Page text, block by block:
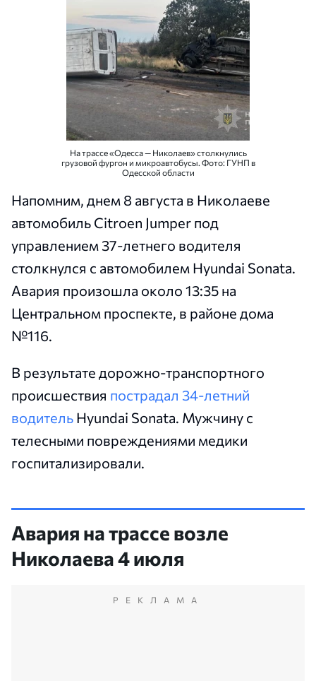
На трассе «Одесса — Николаев» столкнулись
грузовой фургон и микроавтобусы. Фото: ГУНП в
Одесской области
Напомним, днем 8 августа в Николаеве
автомобиль Citroen Jumper под
управлением 37-летнего водителя
столкнулся с автомобилем Hyundai Sonata.
Авария произошла около 13:35 на
Центральном проспекте, в районе дома
№116.
В результате дорожно-транспортного
происшествия пострадал 34-летний
водитель Hyundai Sonata. Мужчину с
телесными повреждениями медики
госпитализировали.
Авария на трассе возле
Николаева 4 июля
РЕКЛАМА